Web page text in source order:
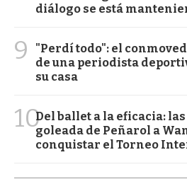
diálogo se está
9
"Perdí todo": el
de una periodista
su casa
10Del ballet a la eficacia:
goleada de Peñarol a
conquistar el Torneo